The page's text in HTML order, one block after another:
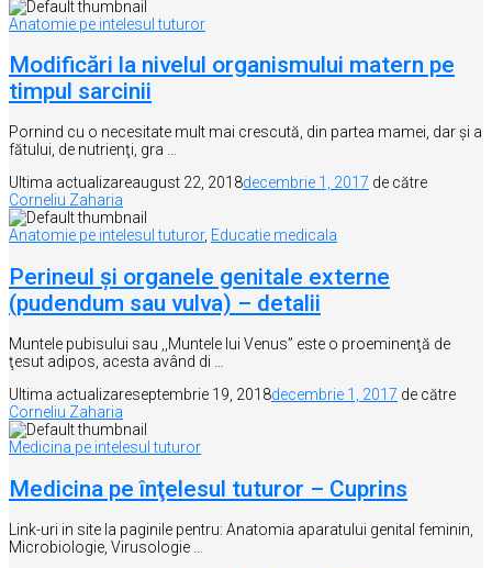
Anatomie pe intelesul tuturor
Modificări la nivelul organismului matern pe
timpul sarcinii
Pornind cu o necesitate mult mai crescută, din partea mamei, dar şi a
fătului, de nutrienţi, gra …
Ultima actualizareaugust 22, 2018decembrie 1, 2017 de către
Corneliu Zaharia
Anatomie pe intelesul tuturor, Educatie medicala
Perineul și organele genitale externe
(pudendum sau vulva) – detalii
Muntele pubisului sau ,,Muntele lui Venus” este o proeminenţă de
ţesut adipos, acesta având di …
Ultima actualizareseptembrie 19, 2018decembrie 1, 2017 de către
Corneliu Zaharia
Medicina pe intelesul tuturor
Medicina pe înţelesul tuturor – Cuprins
Link-uri in site la paginile pentru: Anatomia aparatului genital feminin,
Microbiologie, Virusologie …